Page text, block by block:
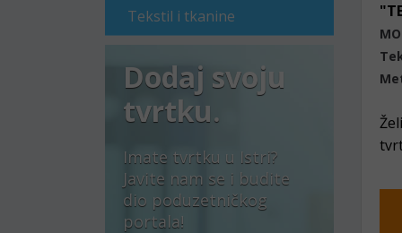
Tekstil i tkanine
Dodaj svoju
tvrtku.
Imate tvrtku u Istri?
Javite nam se i budite
dio poduzetničkog
portala!